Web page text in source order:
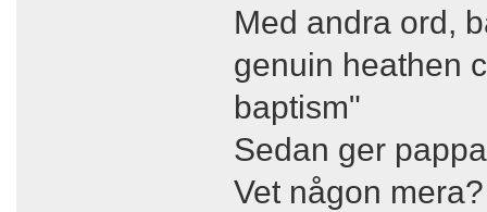
Med andra ord,
genuin heathen
baptism"
Sedan ger
Vet någon mera?